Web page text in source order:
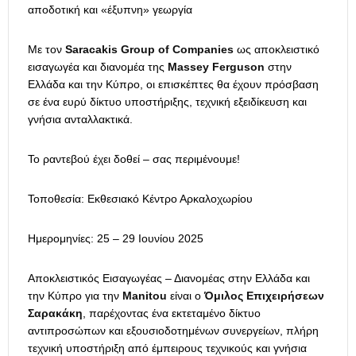
αποδοτική και «έξυπνη» γεωργία
Με τον Saracakis Group of Companies ως αποκλειστικό
εισαγωγέα και διανομέα της Massey Ferguson στην
Ελλάδα και την Κύπρο, οι επισκέπτες θα έχουν πρόσβαση
σε ένα ευρύ δίκτυο υποστήριξης, τεχνική εξειδίκευση και
γνήσια ανταλλακτικά.
Το ραντεβού έχει δοθεί – σας περιμένουμε!
Τοποθεσία: Εκθεσιακό Κέντρο Αρκαλοχωρίου
Ημερομηνίες: 25 – 29 Ιουνίου 2025
Αποκλειστικός Εισαγωγέας – Διανομέας στην Ελλάδα και
την Κύπρο για την Manitou είναι οΌμιλος Επιχειρήσεων
Σαρακάκη , παρέχοντας ένα εκτεταμένο δίκτυο
αντιπροσώπων και εξουσιοδοτημένων συνεργείων, πλήρη
τεχνική υποστήριξη από έμπειρους τεχνικούς και γνήσια